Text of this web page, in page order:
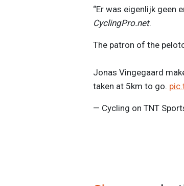
“Er was eigenlijk geen
CyclingPro.net.
The patron of the
Jonas Vingegaard
taken at 5km to go.
— Cycling on TNT